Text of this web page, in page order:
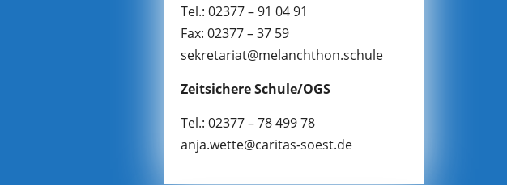
Tel.: 02377 – 91 04 91
Fax: 02377 – 37 59
sekretariat@melanchthon.schule
Zeitsichere Schule/OGS
Tel.: 02377 – 78 499 78
anja.wette@caritas-soest.de